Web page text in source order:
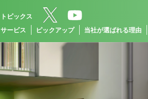
トピックス
サービス
ピックアップ 当社が選ばれる理由